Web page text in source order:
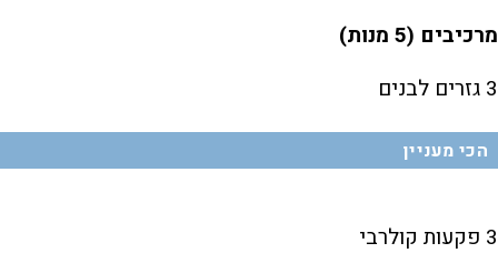
מרכיבים (5 מנות)
3 גזרים לבנים
הכי מעניין
3 פקעות קולרבי